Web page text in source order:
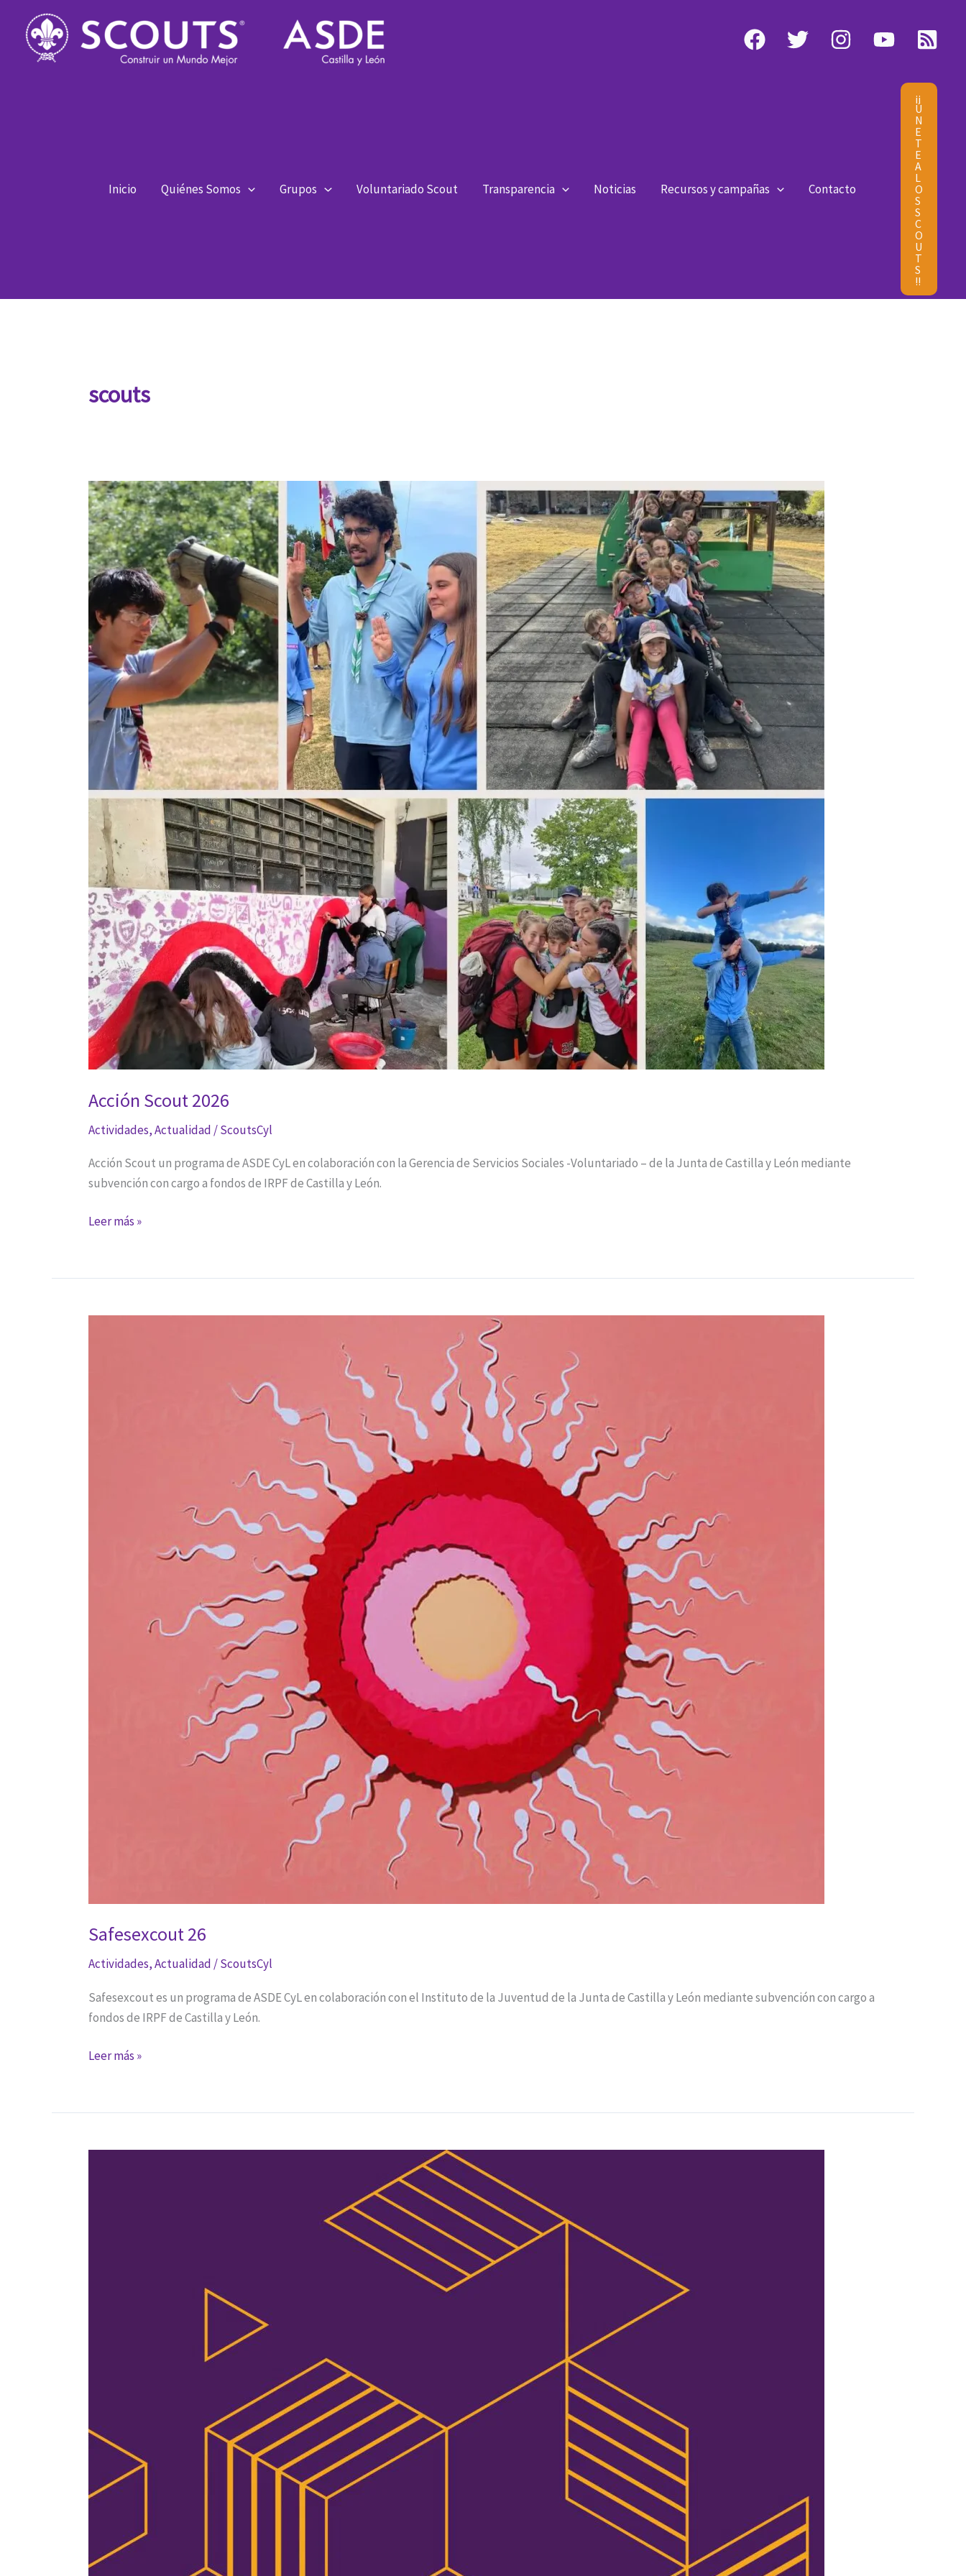
contenido
Inicio Quiénes Somos Grupos Voluntariado Scout Transparencia Noticias Recursos y campañas Contacto
¡¡
Ú
N
E
T
E
A
L
O
S
S
C
O
U
T
S
!!
scouts
Acción Scout 2026
Actividades,Actualidad /ScoutsCyl
Acción Scout un programa de ASDE CyL en colaboración con la Gerencia de Servicios Sociales -Voluntariado – de la Junta de Castilla y León mediante
subvención con cargo a fondos de IRPF de Castilla y León.
Acción
Leer más »
Safesexcout 26
Actividades,Actualidad/ScoutsCyl
Safesexcout es un programa de ASDE CyL en colaboración con el Instituto de la Juventud de la Junta de Castilla y León mediante subvención con cargo a
fondos de IRPF de Castilla y León.
Safesexcout
Leer más »